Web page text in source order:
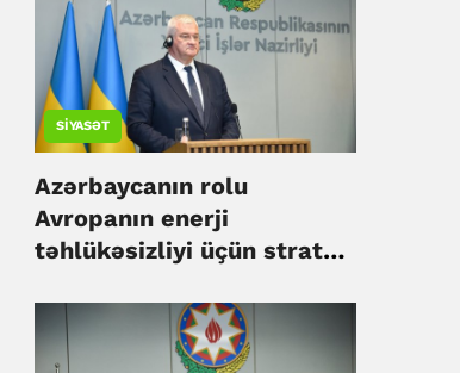
SIYASƏT
Azərbaycanın rolu
Avropanın enerji
təhlükəsizliyi üçün strateji